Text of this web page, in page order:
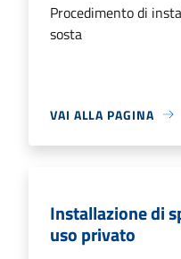
Procedimento di
sosta
VAI ALLA PAGINA
Installazione di
uso privato